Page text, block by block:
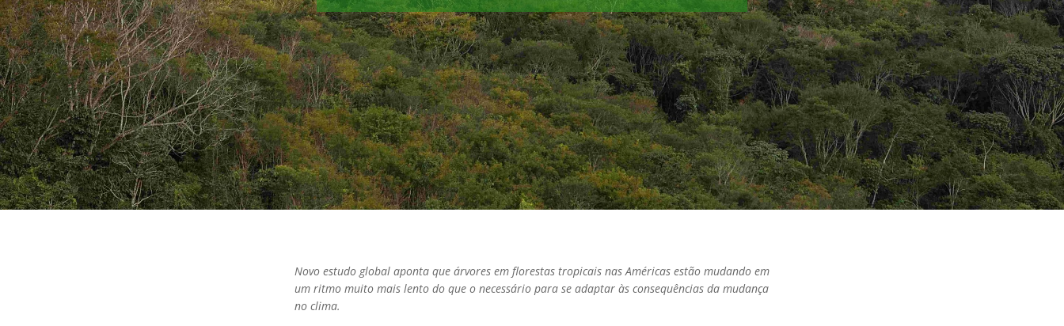
Novo estudo global aponta que árvores em florestas tropicais nas Américas estão mudando em
um ritmo muito mais lento do que o necessário para se adaptar às consequências da mudança
no clima.